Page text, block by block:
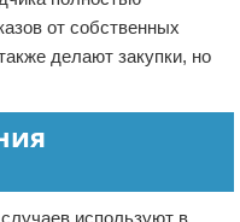
от собственных
делают закупки, но
используют в